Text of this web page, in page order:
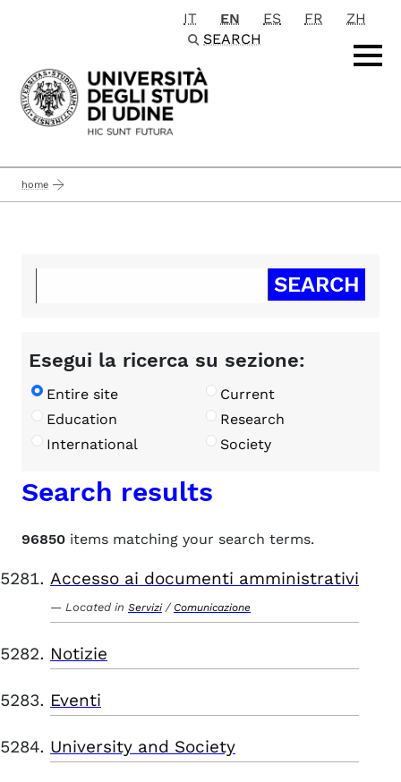
Passa al contenuto principale
IT EN ES FR
ZH
SEARCH
home
Esegui la ricerca su sezione:
Entire site
Current
Education
Research
International
Society
Search results
96850 items matching your search terms.
Accesso ai documenti amministrativi
Located in Servizi / Comunicazione
Notizie
Eventi
University and Society